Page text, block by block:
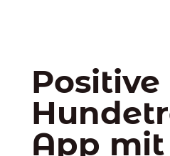
Positive
App mit